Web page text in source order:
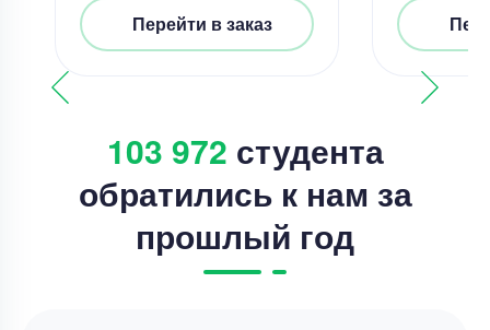
Перейти в заказ
103 972 студента
обратились к нам за
прошлый год